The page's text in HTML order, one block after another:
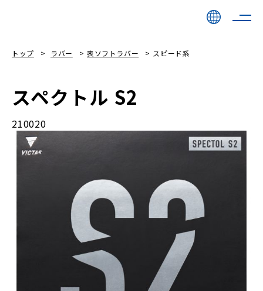
トップ ラバー 表ソフトラバー スピード系
スペクトル S2
210020